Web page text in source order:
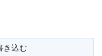
き込む